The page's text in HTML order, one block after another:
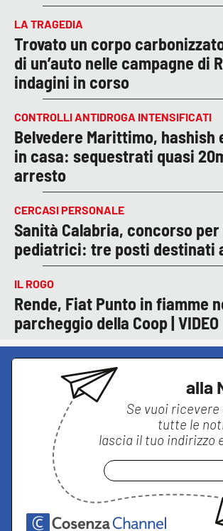
LA TRAGEDIA
Trovato un corpo
di un’auto nelle campagne di
indagini in corso
CONTROLLI ANTIDROGA INTENSIFICATI
Belvedere Marittimo, hashish
in casa: sequestrati quasi
arresto
CERCASI PERSONALE
Sanità Calabria, concorso
pediatrici: tre posti destinati
IL ROGO
Rende, Fiat Punto in fiamme
parcheggio della Coop | VIDEO
alla
Se vuoi
tutte le
lascia il tuo indirizzo